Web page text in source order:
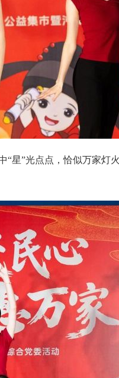
星”光点点，恰似万家灯